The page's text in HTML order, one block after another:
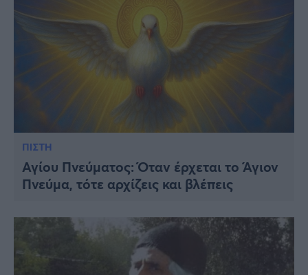
ΠΙΣΤΗ
Αγίου Πνεύματος: Όταν έρχεται το Άγιον
Πνεύμα, τότε αρχίζεις και βλέπεις